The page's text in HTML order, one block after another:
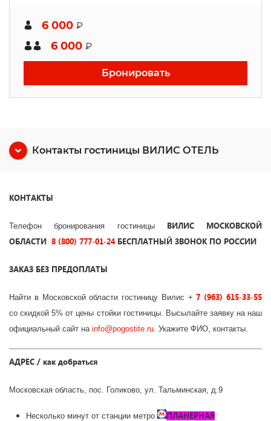
6 000 ₽
6 000 ₽
Бронировать
Контакты гостиницы ВИЛИС ОТЕЛЬ
КОНТАКТЫ
Телефон бронирования гостиницы ВИЛИС МОСКОВСКОЙ
ОБЛАСТИ 8 (800) 777-01-24БЕСПЛАТНЫЙ ЗВОНОК ПО РОССИИ
ЗАКАЗ БЕЗ ПРЕДОПЛАТЫ
Найти в Московской области гостиницу Вилис +7 (963) 615-33-55
со скидкой 5% от цены стойки гостиницы. Высылайте заявку на наш
официальный сайт на info@pogostite.ru. Укажите ФИО, контакты.
АДРЕС / как добраться
Московская область, пос. Голиково, ул. Тальминская, д.9
Несколько минут от станции метро ПЛАНЕРНАЯ